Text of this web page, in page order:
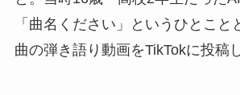
「曲名ください」というひとこと
曲の弾き語り動画をTikTokに投稿